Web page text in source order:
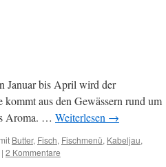
Januar bis April wird der
aus den Gewässern rund um
Aroma. … Weiterlesen →
Butter, Fisch, Fischmenü, Kabeljau,
| 2 Kommentare